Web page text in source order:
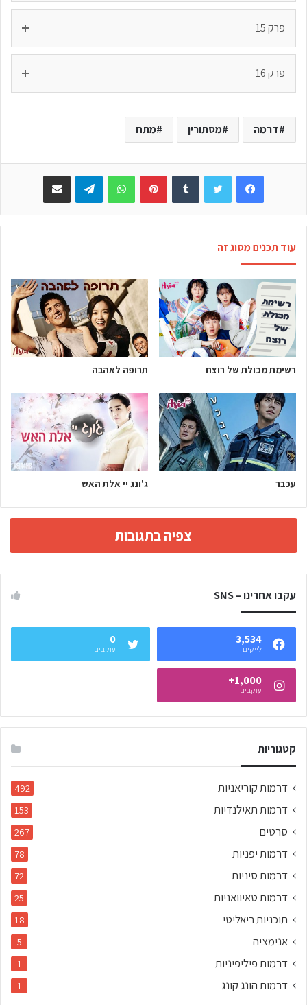
פרק 15
פרק 16
דרמה מסתורין מתח
Facebook
WhatsApp
Telegram
עוד תכנים מסוג זה
רשימת מכולת של רוצח תרופה לאהבה
עכבר ג'ונג יי אלת האש
צפיה בתגובות
עקבו אחרינו – SNS
3,534
לייקים
0
עוקבים
1,000+
עוקבים
קטגוריות
דרמות קוריאניות 492
דרמות תאילנדיות 153
סרטים 267
דרמות יפניות 78
דרמות סיניות 72
דרמות טאיוואניות 25
תוכניות ריאליטי 18
אנימציה 5
דרמות פיליפיניות 1
דרמות הונג קונג 1